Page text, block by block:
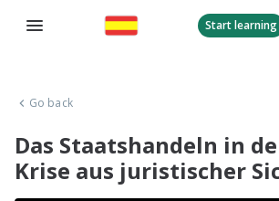
Start learning
Go back
Das Staatshandeln in
Krise aus juristischer